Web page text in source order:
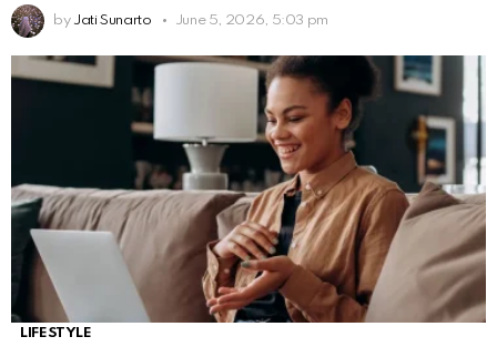
by Jati Sunarto June 5, 2026, 5:03 pm
LIFESTYLE